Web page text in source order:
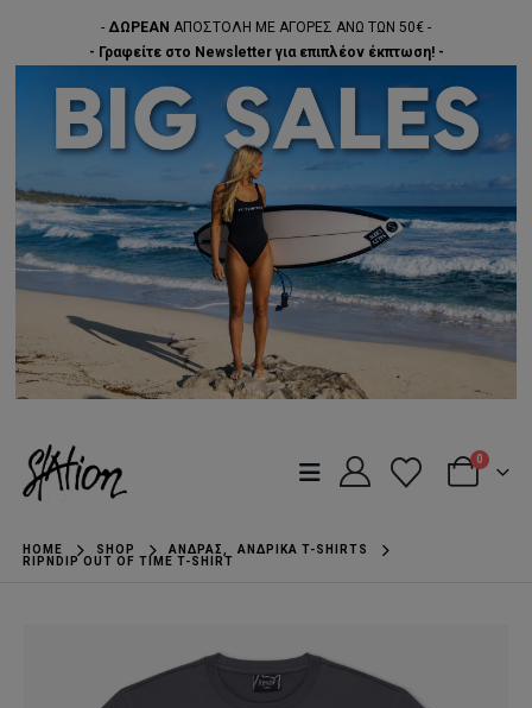
- ΔΩΡΕΑΝ ΑΠΟΣΤΟΛΗ ΜΕ ΑΓΟΡΕΣ ΑΝΩ ΤΩΝ 50€ -
- Γραφείτε στο Newsletter για επιπλέον έκπτωση! -
0
HOME SHOP ΆΝΔΡΑΣ,
ΑΝΔΡΙΚΆ T-SHIRTS
RIPNDIP OUT OF TIME T-SHIRT